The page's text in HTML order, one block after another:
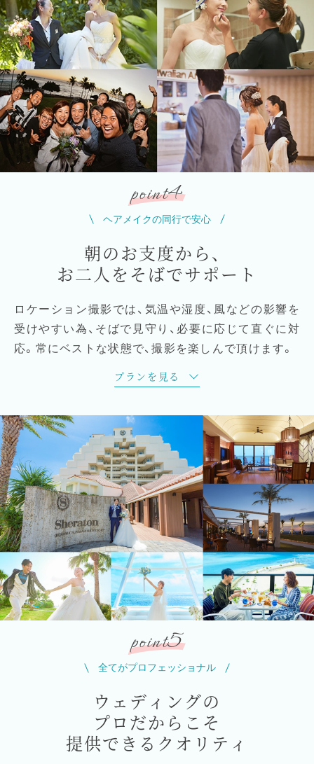
店
オ
ラ
イ
ン
point4
ヘアメイクの同行で安心
朝のお支度から、
お二人をそばでサポート
ロケーション撮影では、気温や湿度、風などの影響を
受けやすい為、そばで見守り、必要に応じて直ぐに対
応。常にベストな状態で、撮影を楽しんで頂けます。
プランを見る
point5
全てがプロフェッショナル
ウェディングの
プロだからこそ
提供できるクオリティ